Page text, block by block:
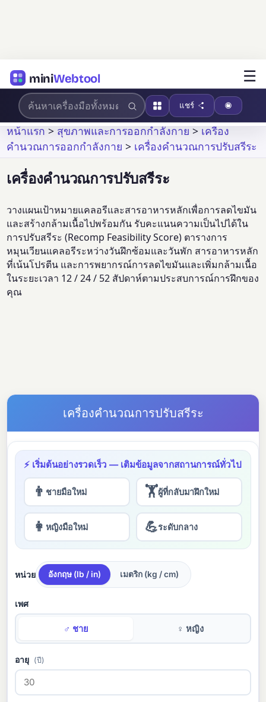
miniWebtool ☰
แชร์
หน้าแรก>สุขภาพและการออกกำลังกาย>เครื่อง
คำนวณการออกกำลังกาย > เครื่องคำนวณการปรับสรีระ
เครื่องคำนวณการปรับสรีระ
วางแผนเป้าหมายแคลอรีและสารอาหารหลักเพื่อการลดไขมัน
และสร้างกล้ามเนื้อไปพร้อมกัน รับคะแนนความเป็นไปได้ใน
การปรับสรีระ (Recomp Feasibility Score) ตารางการ
หมุนเวียนแคลอรีระหว่างวันฝึกซ้อมและวันพัก สารอาหารหลัก
ที่เน้นโปรตีน และการพยากรณ์การลดไขมันและเพิ่มกล้ามเนื้อ
ในระยะเวลา 12 / 24 / 52 สัปดาห์ตามประสบการณ์การฝึกของ
คุณ
เครื่องคำนวณการปรับสรีระ
⚡ เริ่มต้นอย่างรวดเร็ว — เติมข้อมูลจากสถานการณ์ทั่วไป
👨 ชายมือใหม่ 🏋ผู้ที่กลับมาฝึกใหม่
👩หญิงมือใหม่ 💪ระดับกลาง
หน่วย อังกฤษ (lb / in) เมตริก (kg / cm)
เพศ
♂ ชาย ♀ หญิง
อายุ (ปี)